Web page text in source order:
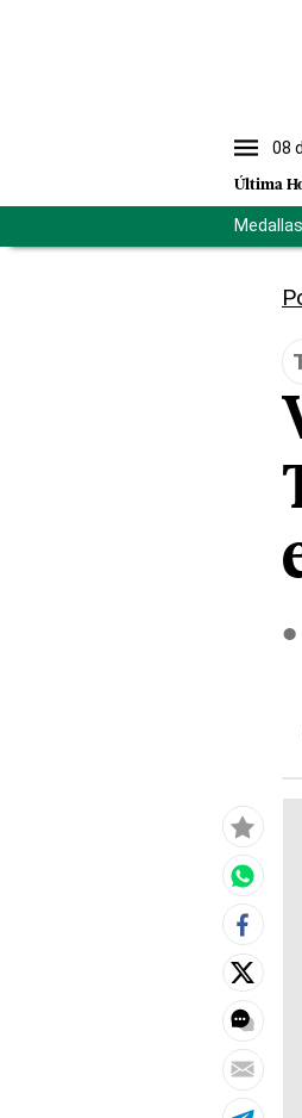
08
Última